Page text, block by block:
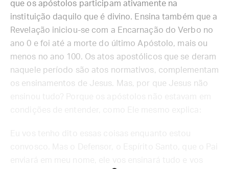
que os apóstolos participam ativamente na
instituição daquilo que é divino. Ensina também que a
Revelação iniciou-se com a Encarnação do Verbo no
ano 0 e foi até a morte do último Apóstolo, mais ou
menos no ano 100. Os atos apostólicos que se deram
naquele período são atos normativos, complementam
os ensinamentos de Jesus. Mas, por que Jesus não